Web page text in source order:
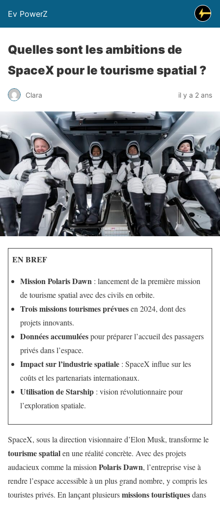
Ev PowerZ
Quelles sont les ambitions de
SpaceX pour le tourisme spatial ?
Clara il y a 2 ans
EN BREF
Mission Polaris Dawn : lancement de la première mission
de tourisme spatial avec des civils en orbite.
Trois missions tourismes prévuesen 2024, dont des
projets innovants.
Données accumuléespour préparer l’accueil des passagers
privés dans l’espace.
Impact sur l’industrie spatiale : SpaceX influe sur les
coûts et les partenariats internationaux.
Utilisation de Starship : vision révolutionnaire pour
l’exploration spatiale.
SpaceX, sous la direction visionnaire d’Elon Musk, transforme le
tourisme spatialen une réalité concrète. Avec des projets
audacieux comme la mission Polaris Dawn, l’entreprise vise à
rendre l’espace accessible à un plus grand nombre, y compris les
touristes privés. En lançant plusieursmissions touristiquesdans